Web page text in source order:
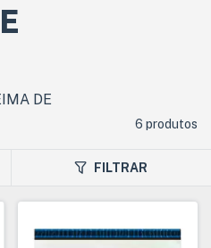
DE
6 produtos
FILTRAR